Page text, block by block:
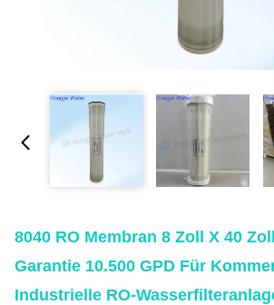
8040 RO Membran 8 Zoll X 40
Garantie 10.500 GPD Für
Industrielle RO-